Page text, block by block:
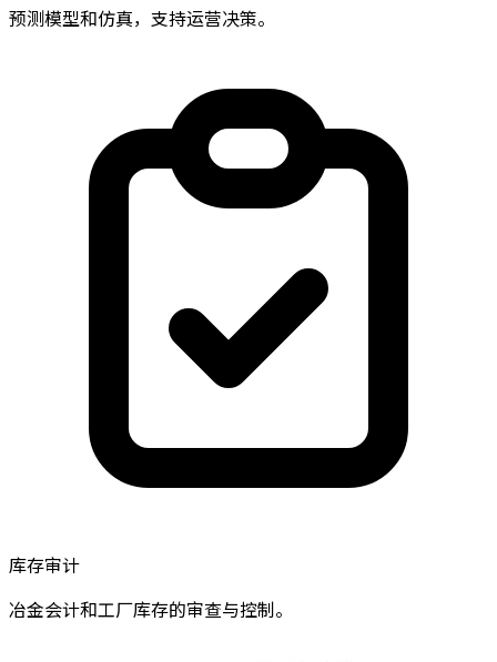
预测模型和仿真，支持运营决策。
库存审计
冶金会计和工厂库存的审查与控制。